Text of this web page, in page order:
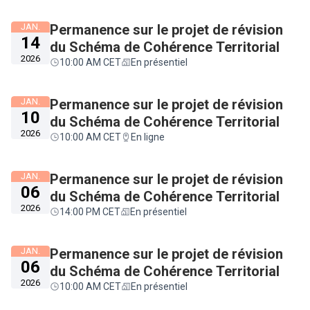
JAN.
14
2026
Permanence sur le projet de révision
du Schéma de Cohérence Territorial
10:00 AM CET En présentiel
JAN.
10
2026
Permanence sur le projet de révision
du Schéma de Cohérence Territorial
10:00 AM CET En ligne
JAN.
06
2026
Permanence sur le projet de révision
du Schéma de Cohérence Territorial
14:00 PM CET En présentiel
JAN.
06
2026
Permanence sur le projet de révision
du Schéma de Cohérence Territorial
10:00 AM CET En présentiel